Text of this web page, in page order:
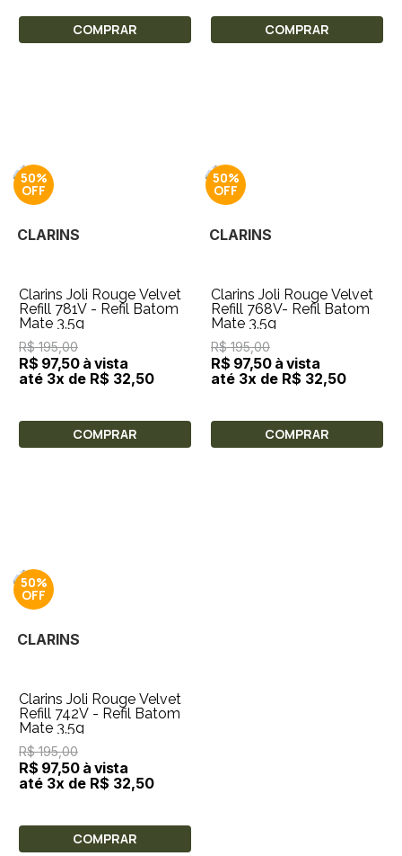
COMPRAR COMPRAR
50%
CLARINS
Clarins Joli Rouge Velvet
Refill 781V - Refil Batom
Mate 3,5g
R$ 195,00
R$ 97,50 à vista
até 3x de R$ 32,50
COMPRAR
50%
CLARINS
Clarins Joli Rouge Velvet
Refill 768V- Refil Batom
Mate 3,5g
R$ 195,00
R$ 97,50 à vista
até 3x de R$ 32,50
COMPRAR
50%
CLARINS
Clarins Joli Rouge Velvet
Refill 742V - Refil Batom
Mate 3,5g
R$ 195,00
R$ 97,50 à vista
até 3x de R$ 32,50
COMPRAR